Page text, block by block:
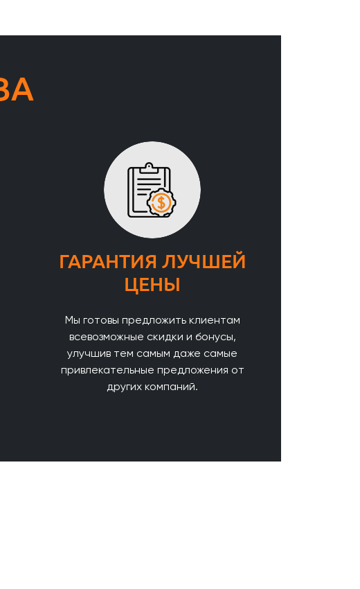
ГАРАНТИЯ ЛУЧШЕЙ
ЦЕНЫ
Мы готовы предложить клиентам
всевозможные скидки и бонусы,
улучшив тем самым даже самые
привлекательные предложения от
других компаний.